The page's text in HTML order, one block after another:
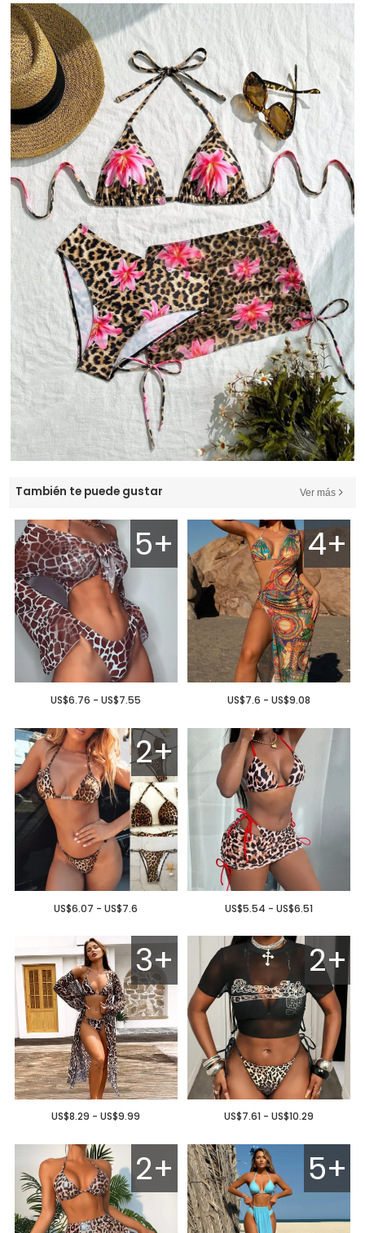
También te puede gustar Ver más
5+
US$6.76 - US$7.55
4+
US$7.6 - US$9.08
2+
US$6.07 - US$7.6 US$5.54 - US$6.51
3+
US$8.29 - US$9.99
2+
US$7.61 - US$10.29
2+ 5+